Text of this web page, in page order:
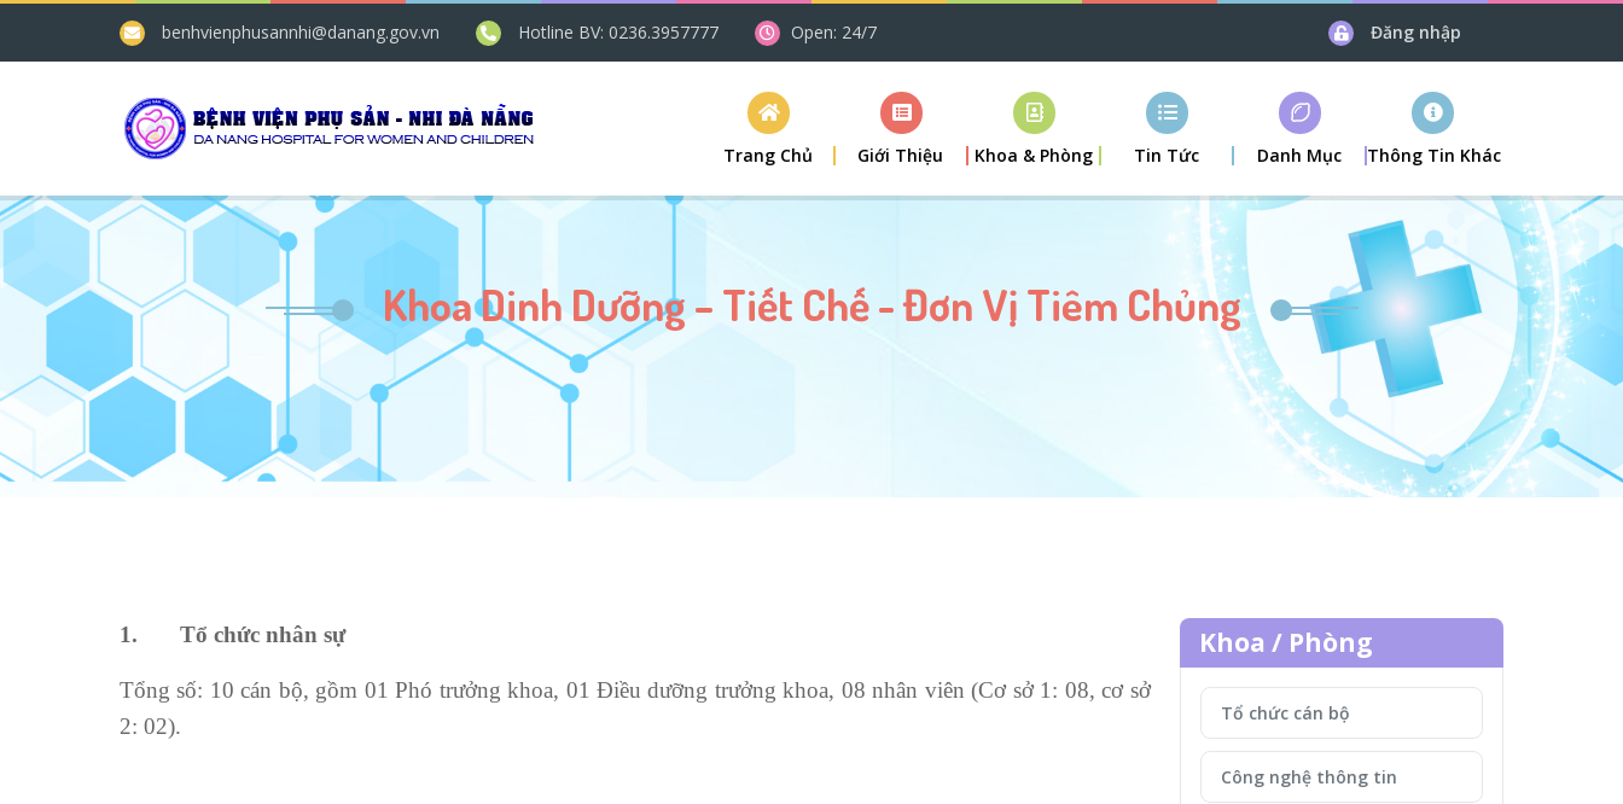
benhvienphusannhi@danang.gov.vn Hotline BV: 0236.3957777 Open: 24/7 Đăng nhập
Trang Chủ Giới Thiệu Khoa & Phòng Tin Tức Danh Mục Thông Tin Khác
Khoa Dinh Dưỡng – Tiết Chế - Đơn Vị Tiêm Chủng
1. Tổ chức nhân sự
Tổng số: 10 cán bộ, gồm 01 Phó trưởng khoa, 01 Điều dưỡng trưởng khoa, 08 nhân viên (Cơ sở 1: 08, cơ sở
2: 02).
Khoa / Phòng
Tổ chức cán bộ
Công nghệ thông tin